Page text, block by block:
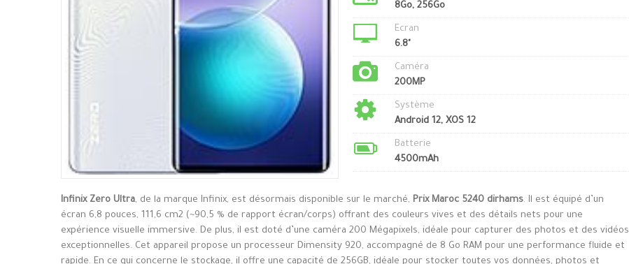
8Go, 256Go
Ecran
6.8"
Caméra
200MP
Système
Android 12, XOS 12
Batterie
4500mAh
Infinix Zero Ultra, de la marque Infinix, est désormais disponible sur le marché, Prix Maroc 5240 dirhams. Il est équipé d’un
écran 6,8 pouces, 111,6 cm2 (~90,5 % de rapport écran/corps) offrant des couleurs vives et des détails nets pour une
expérience visuelle immersive. De plus, il est doté d’une caméra 200 Mégapixels, idéale pour capturer des photos et des vidéos
exceptionnelles. Cet appareil propose un processeur Dimensity 920, accompagné de 8 Go RAM pour une performance fluide et
rapide. En ce qui concerne le stockage, il offre une capacité de 256GB, idéale pour stocker toutes vos données, photos et